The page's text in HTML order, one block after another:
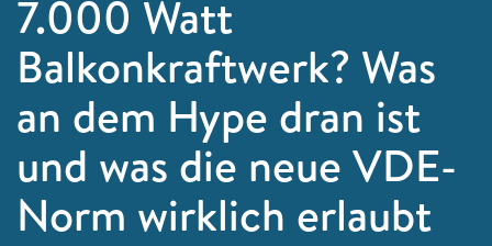
7.000 Watt
Balkonkraftwerk? Was
an dem Hype dran ist
und was die neue VDE-
Norm wirklich erlaubt